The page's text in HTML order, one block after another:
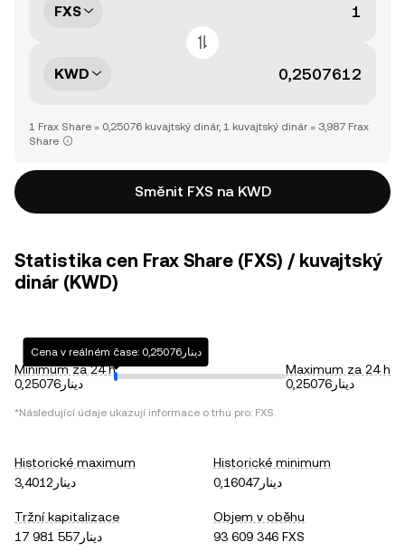
FXS
KWD
1 Frax Share = 0,25076 kuvajtský dinár, 1 kuvajtský dinár = 3,987 Frax
Share
Směnit FXS na KWD
Statistika cen Frax Share (FXS) / kuvajtský
dinár (KWD)
Minimum za 24 h
دينار0,25076
Cena v reálném čase: دينار0,25076
Maximum za 24 h
دينار0,25076
*Následující údaje ukazují informace o trhu pro: FXS.
Historické maximum
دينار3,4012
Historické minimum
دينار0,16047
Tržní kapitalizace
دينار17 981 557
Objem v oběhu
93 609 346 FXS